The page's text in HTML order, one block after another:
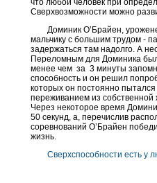
что любой человек при
Сверхвозможности можно
Доминик О’Брайен,
мальчику с большим трудом -
задержаться там надолго. А
Переломным для Доминика был
менее чем за 3 минуты
способность и он решил
которых он постоянно
переживанием из собственной
Через некоторое время
50 секунд, а, перечислив
соревнований О’Брайен
жизнь.
Сверхспособности есть у